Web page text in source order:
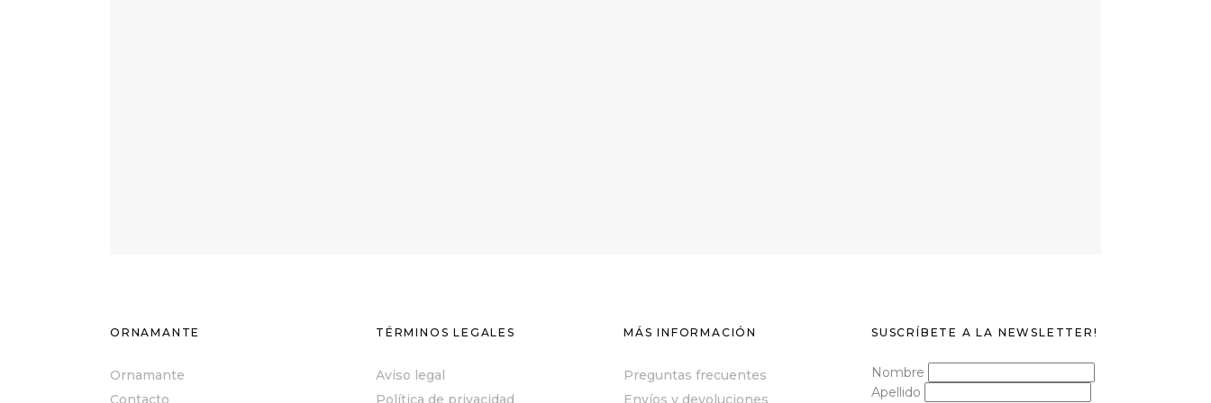
ORNAMANTE
Ornamante
Contacto
TÉRMINOS LEGALES
Aviso legal
Política de privacidad
MÁS INFORMACIÓN
Preguntas frecuentes
Envíos y devoluciones
SUSCRÍBETE A LA NEWSLETTER!
Nombre
Apellido